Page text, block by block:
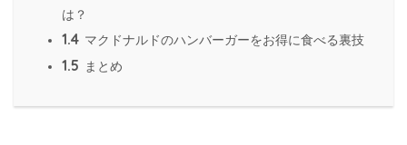
は？
1.4 マクドナルドのハンバーガーをお得に食べる裏技
1.5 まとめ